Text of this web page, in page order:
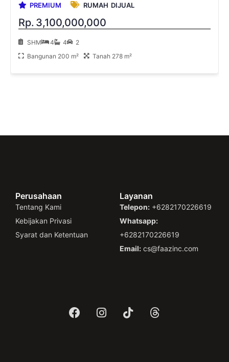
PREMIUM
RUMAH DIJUAL
Rp. 3,100,000,000
SHM 4 4
2
Bangunan 200 m²
Tanah 278 m²
Perusahaan
Tentang Kami
Kebijakan Privasi
Syarat dan Ketentuan
Layanan
Telepon: +6282170226619
Whatsapp:
+6282170226619
Email: cs@faazinc.com